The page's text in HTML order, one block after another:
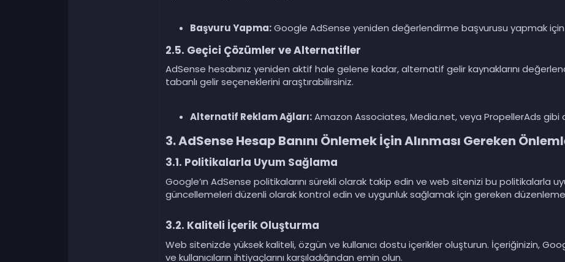
Başvuru Yapma:Google AdSense yeniden değerlendirme başvurusu yapmak
2.5. Geçici Çözümler ve Alternatifler
AdSense hesabınız yeniden aktif hale gelene kadar, alternatif gelir kaynaklarını
tabanlı gelir seçeneklerini araştırabilirsiniz.
Alternatif Reklam Ağları:Amazon Associates, Media.net, veya PropellerAds gibi
3.AdSense Hesap Banını Önlemek İçin Alınması Gereken
3.1. Politikalarla Uyum Sağlama
Google’ın AdSense politikalarını sürekli olarak takip edin ve web sitenizi bu politikalarla
güncellemeleri düzenli olarak kontrol edin ve uygunluk sağlamak için gereken
3.2. Kaliteli İçerik Oluşturma
Web sitenizde yüksek kaliteli, özgün ve kullanıcı dostu içerikler oluşturun. İçeriğinizin,
ve kullanıcıların ihtiyaçlarını karşıladığından emin olun.